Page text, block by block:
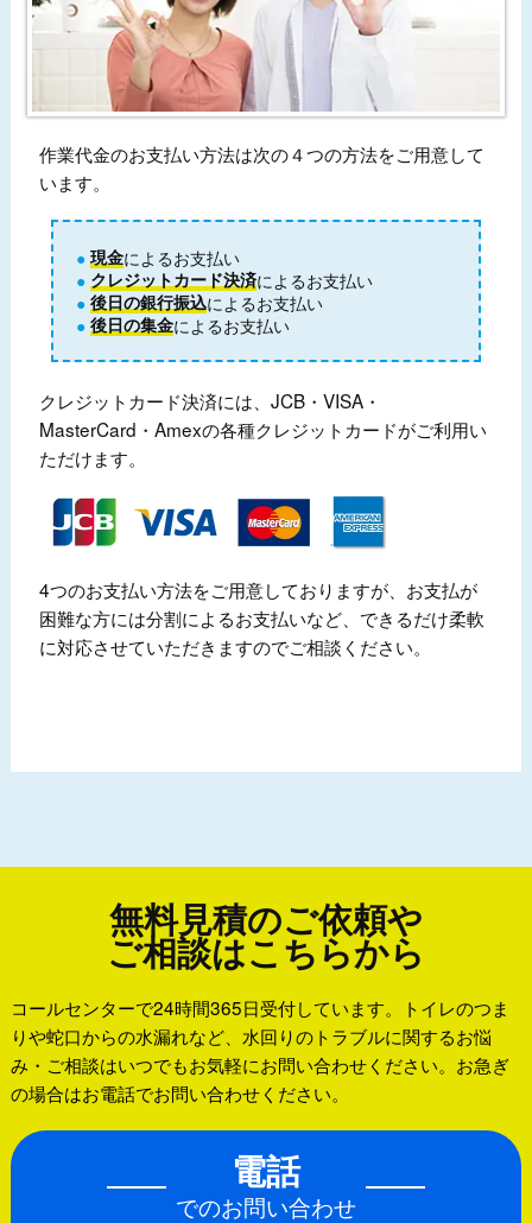
作業代金のお支払い方法は次の４つの方法をご用意して
います。
現金によるお支払い
クレジットカード決済によるお支払い
後日の銀行振込によるお支払い
後日の集金によるお支払い
クレジットカード決済には、JCB・VISA・
MasterCard・Amexの各種クレジットカードがご利用い
ただけます。
4つのお支払い方法をご用意しておりますが、お支払が
困難な方には分割によるお支払いなど、できるだけ柔軟
に対応させていただきますのでご相談ください。
無料見積のご依頼や
ご相談はこちらから
コールセンターで24時間365日受付しています。トイレのつま
りや蛇口からの水漏れなど、水回りのトラブルに関するお悩
み・ご相談はいつでもお気軽にお問い合わせください。お急ぎ
の場合はお電話でお問い合わせください。
電話
でのお問い合わせ